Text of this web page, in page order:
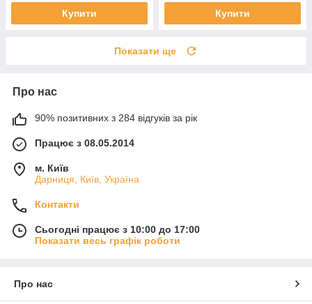
Купити Купити
Показати ще
Про нас
90% позитивних з 284 відгуків за рік
Працює з 08.05.2014
м. Київ
Дарниця, Київ, Україна
Контакти
Сьогодні працює з 10:00 до 17:00
Показати весь графік роботи
Про нас